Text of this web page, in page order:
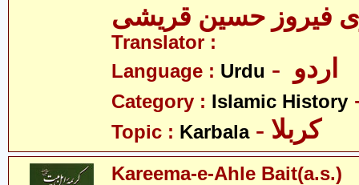
Translator :
Language : Urdu
Category : Islamic History
Topic : Karbala - کربلا
Kareema-e-Ahle Bait(a.s.)